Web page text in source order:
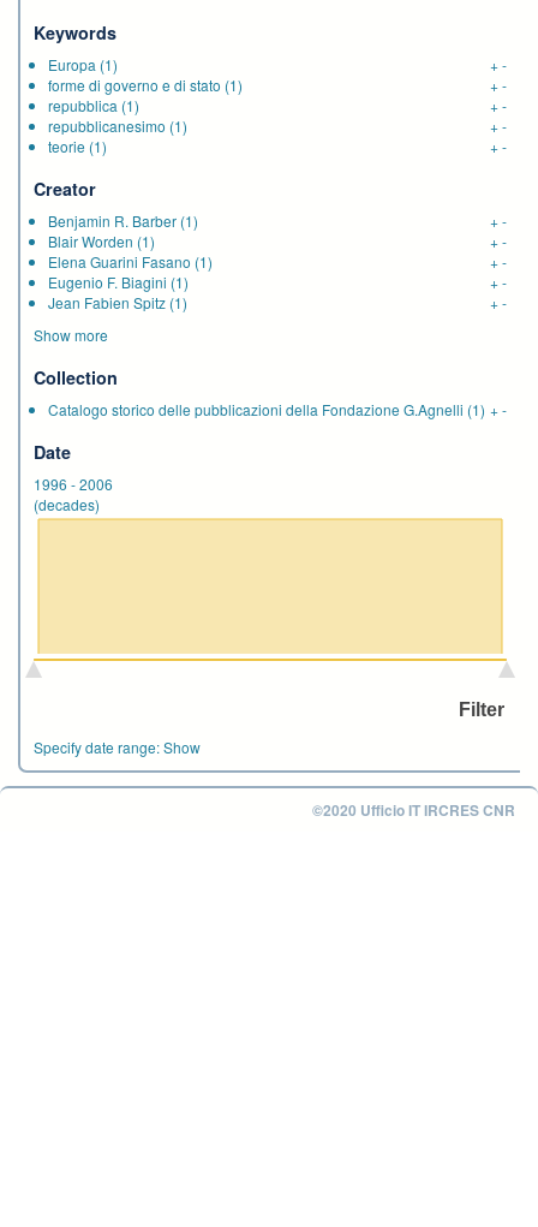
Keywords
Europa (1) +-
forme di governo e di stato (1) +-
repubblica (1) +-
repubblicanesimo (1) +-
teorie (1) +-
Creator
Benjamin R. Barber (1) +-
Blair Worden (1) +-
Elena Guarini Fasano (1) +-
Eugenio F. Biagini (1) +-
Jean Fabien Spitz (1) +-
Show more
Collection
Catalogo storico delle pubblicazioni della Fondazione G.Agnelli (1) +-
Date
1996 -2006
(decades)
Specify date range:Show
©2020 Ufficio IT IRCRES CNR